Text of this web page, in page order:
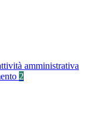
amministrativa
2